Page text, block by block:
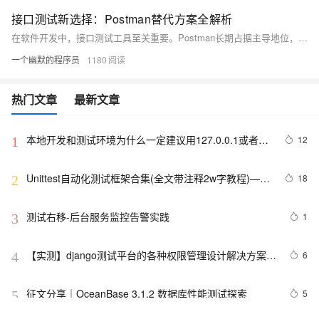
接口测试新选择：Postman替代方案全解析
在软件开发中，接口测试工具至关重要。Postman长期占据主导地位，但随着国产工具的崛起，越来越多开发者转向更适合中国市场的替代方案——Apifox。它不仅支持中英文切换、完全免费不限人数，还具备强大的可视化操作、自动生成文档和API调试功能，极大简化了开发流程。
一个幽默的程序员 1180
热门文章 最新文章
1
本地开发和测试环境为什么一定建议用127.0.0.1或者
12
2
Unittest自动化测试框架合集(全文带注释2w字教程)——
18
3 测试右移-后台服务监控告警实践 1
4
【实测】django测试平台的各种权限管理设计解决方案！
6
5 征文分享｜OceanBase 3.1.2 数据库性能测试探索 5